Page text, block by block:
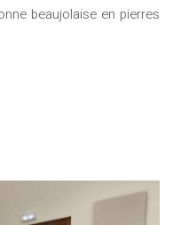
beaujolaise en pierres